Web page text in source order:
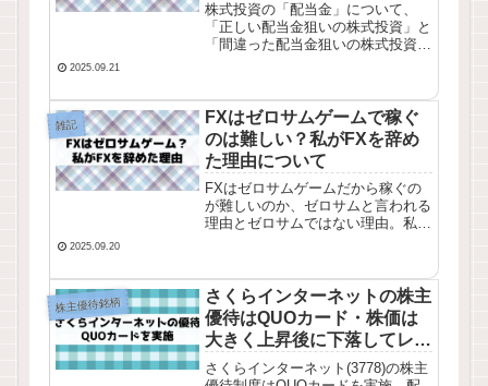
株式投資の「配当金」について、
「正しい配当金狙いの株式投資」と
「間違った配当金狙いの株式投資」
ので、重要なのは「今」ではなく
「将来」を見ることです。
2025.09.21
雑記
FXはゼロサムゲームで稼ぐ
のは難しい？私がFXを辞め
た理由について
FXはゼロサムゲームだから稼ぐの
が難しいのか、ゼロサムと言われる
理由とゼロサムではない理由。私が
FXで稼ぐのが難しいのではなく投
機で稼ぐのが難しいと考えられま
す。もちろん、使い方や向き不向き
で人によります。
2025.09.20
株主優待銘柄
さくらインターネットの株主
優待はQUOカード・株価は
大きく上昇後に下落してレン
ジ推移【3778】
さくらインターネット(3778)の株主